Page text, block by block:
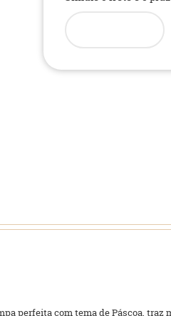
perfeita com tema de Páscoa,